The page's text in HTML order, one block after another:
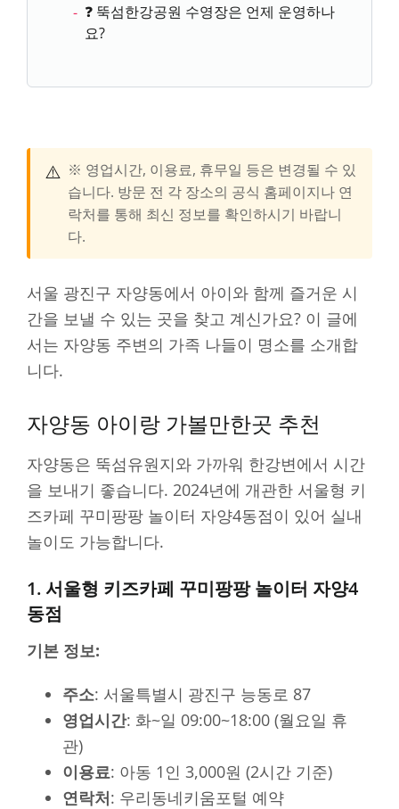
❓ 뚝섬한강공원 수영장은 언제 운영하나
요?
⚠️ ※ 영업시간, 이용료, 휴무일 등은 변경될 수 있
습니다. 방문 전 각 장소의 공식 홈페이지나 연
락처를 통해 최신 정보를 확인하시기 바랍니
다.
서울 광진구 자양동에서 아이와 함께 즐거운 시
간을 보낼 수 있는 곳을 찾고 계신가요? 이 글에
서는 자양동 주변의 가족 나들이 명소를 소개합
니다.
자양동 아이랑 가볼만한곳 추천
자양동은 뚝섬유원지와 가까워 한강변에서 시간
을 보내기 좋습니다. 2024년에 개관한 서울형 키
즈카페 꾸미팡팡 놀이터 자양4동점이 있어 실내
놀이도 가능합니다.
1. 서울형 키즈카페 꾸미팡팡 놀이터 자양4
동점
기본 정보:
주소: 서울특별시 광진구 능동로 87
영업시간: 화~일 09:00~18:00 (월요일 휴
관)
이용료: 아동 1인 3,000원 (2시간 기준)
연락처: 우리동네키움포털 예약